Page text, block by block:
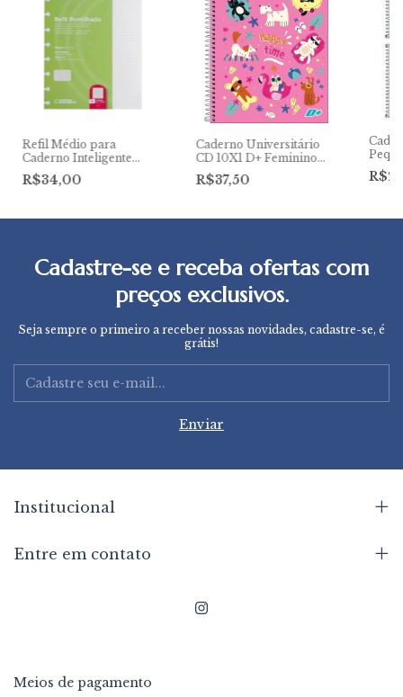
Refil Médio para
Caderno Inteligente
Pontilhado
R$34,00
Caderno Universitário
CD 10X1 D+ Feminino
200Fls Tilibra
R$37,50
Cadastre-se e receba ofertas com
preços exclusivos.
Seja sempre o primeiro a receber nossas novidades, cadastre-se, é
grátis!
Institucional
Entre em contato
Meios de pagamento